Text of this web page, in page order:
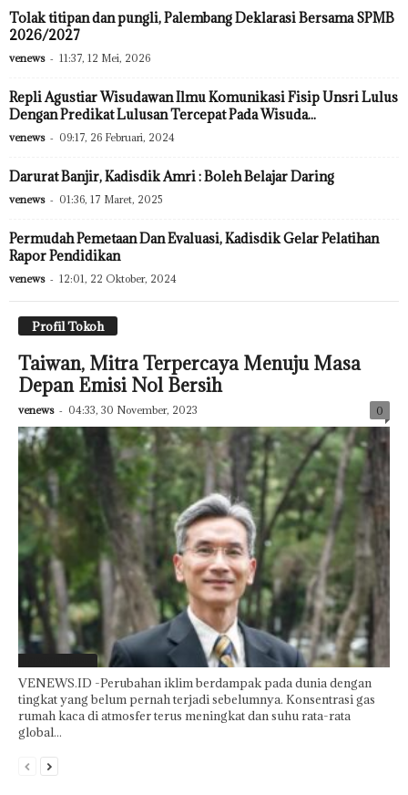
Tolak titipan dan pungli, Palembang Deklarasi Bersama SPMB
2026/2027
venews - 11:37, 12 Mei, 2026
Repli Agustiar Wisudawan Ilmu Komunikasi Fisip Unsri Lulus
Dengan Predikat Lulusan Tercepat Pada Wisuda...
venews - 09:17, 26 Februari, 2024
Darurat Banjir, Kadisdik Amri : Boleh Belajar Daring
venews - 01:36, 17 Maret, 2025
Permudah Pemetaan Dan Evaluasi, Kadisdik Gelar Pelatihan
Rapor Pendidikan
venews - 12:01, 22 Oktober, 2024
Profil Tokoh
Taiwan, Mitra Terpercaya Menuju Masa
Depan Emisi Nol Bersih
venews - 04:33, 30 November, 2023 0
VENEWS.ID -Perubahan iklim berdampak pada dunia dengan
tingkat yang belum pernah terjadi sebelumnya. Konsentrasi gas
rumah kaca di atmosfer terus meningkat dan suhu rata-rata
global...